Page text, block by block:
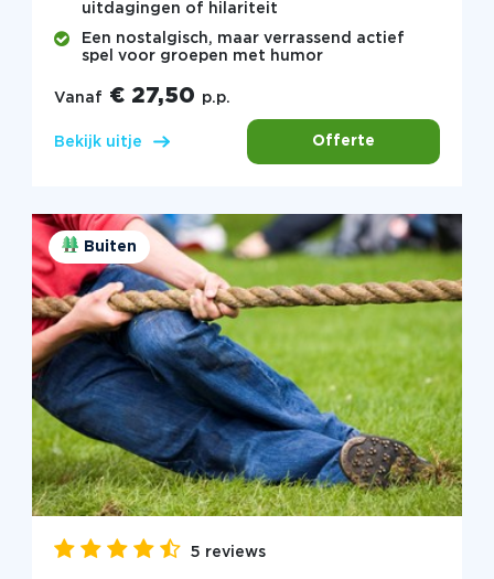
uitdagingen of hilariteit
Een nostalgisch, maar verrassend actief
spel voor groepen met humor
Vanaf € 27,50 p.p.
Bekijk uitje Offerte
Buiten
5 reviews